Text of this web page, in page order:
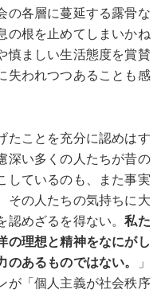
の各層に蔓延する露骨な
の根を止めてしまいかね
慎ましい生活態度を賞賛
失われつつあることも感
ことを充分に認めはす
深い多くの人たちが昔の
しているのも、また事実
その人たちの気持ちに大
認めざるを得ない。私た
の理想と精神をなにがし
あるものではない。
」
が「個人主義が社会秩序